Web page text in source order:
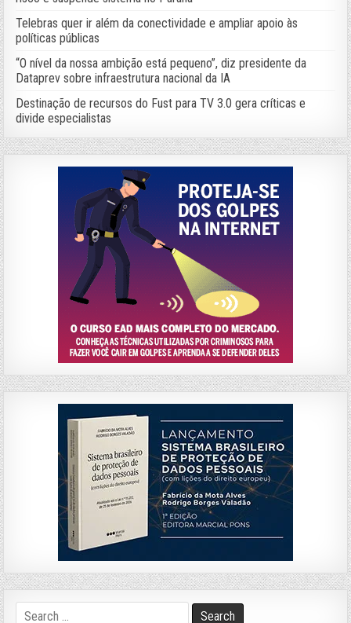
Telebras quer ir além da conectividade e ampliar apoio às
políticas públicas
“O nível da nossa ambição está pequeno”, diz presidente da
Dataprev sobre infraestrutura nacional da IA
Destinação de recursos do Fust para TV 3.0 gera críticas e
divide especialistas
Search